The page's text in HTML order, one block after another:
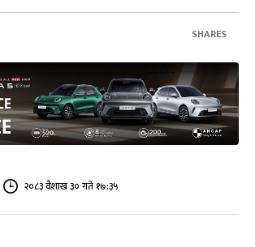
SHARES
२०८३ वैशाख ३० गते १७:३५